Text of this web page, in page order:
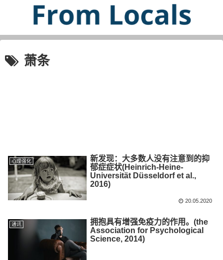
萧条
心理强化
新发现：大多数人没有注意到的抑
郁症症状(Heinrich-Heine-
Universität Düsseldorf et al.,
2016)
20.05.2020
通讯
拥抱具有增强免疫力的作用。(the
Association for Psychological
Science, 2014)